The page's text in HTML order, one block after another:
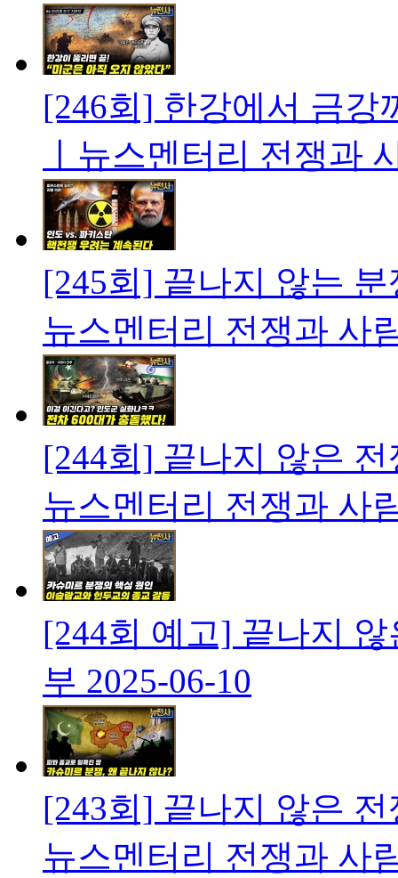
[246회] 한강에서 금강
ㅣ뉴스멘터리 전쟁과
[245회] 끝나지 않는
뉴스멘터리 전쟁과 사
[244회] 끝나지 않은
뉴스멘터리 전쟁과 사
[244회 예고] 끝나지
부 2025-06-10
[243회] 끝나지 않은
뉴스멘터리 전쟁과 사